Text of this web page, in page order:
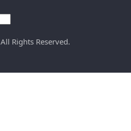
All Rights Reserved.